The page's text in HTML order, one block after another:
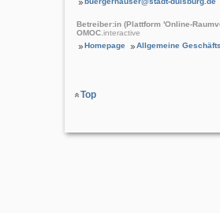
Betreiber:in (Plattform 'Online-
OMOC .interactive
Homepage
Allgemeine
Top